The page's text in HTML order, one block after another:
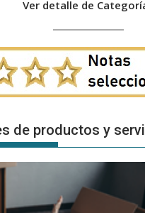
Ver detalle de
de productos y